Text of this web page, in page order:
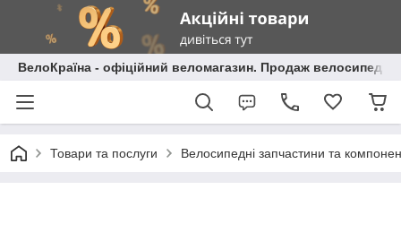
ВелоКраїна - офіційний веломагазин. Продаж велосипедів
Товари та послуги Велосипедні запчастини та